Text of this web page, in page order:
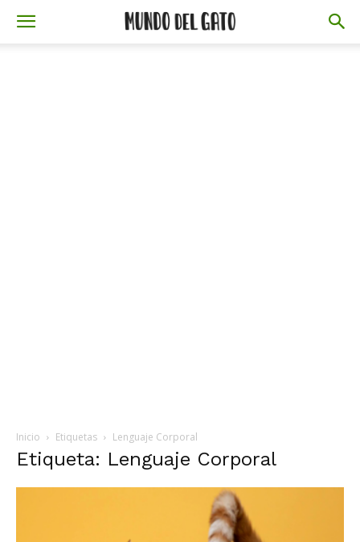
Inicio Etiquetas Lenguaje Corporal
Etiqueta: Lenguaje Corporal